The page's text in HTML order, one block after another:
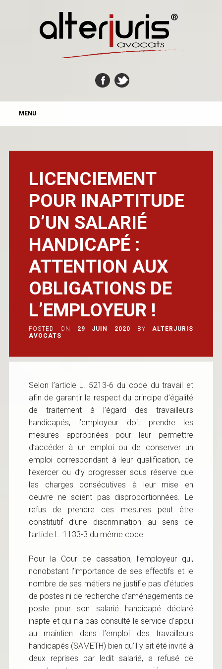
MAIN MENU
MENU
LICENCIEMENT
POUR INAPTITUDE
D’UN SALARIÉ
HANDICAPÉ :
ATTENTION AUX
OBLIGATIONS DE
L’EMPLOYEUR !
POSTED ON 29 JUIN 2020 BY
ALTERJURIS
AVOCATS
Selon l’article L. 5213-6 du code du travail et
afin de garantir le respect du principe d’égalité
de traitement à l’égard des travailleurs
handicapés, l’employeur doit prendre les
mesures appropriées pour leur permettre
d’accéder à un emploi ou de conserver un
emploi correspondant à leur qualification, de
l’exercer ou d’y progresser sous réserve que
les charges consécutives à leur mise en
oeuvre ne soient pas disproportionnées. Le
refus de prendre ces mesures peut être
constitutif d’une discrimination au sens de
l’article L. 1133-3 du même code.
Pour la Cour de cassation, l’employeur qui,
nonobstant l’importance de ses effectifs et le
nombre de ses métiers ne justifie pas d’études
de postes ni de recherche d’aménagements de
poste pour son salarié handicapé déclaré
inapte et qui n’a pas consulté le service d’appui
au maintien dans l’emploi des travailleurs
handicapés (SAMETH) bien qu’il y ait été invité à
deux reprises par ledit salarié, a refusé de